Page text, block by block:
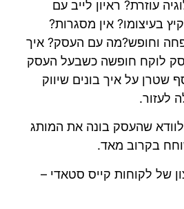
עוזרת? ראיון לייב עם
בעיצומו? אין מסגרות?
וחופש?מה עם העסק? איך
לוקח חופשה כשבעל העסק
על איך בונים שיווק
לעזור.
שהעסק בונה את המותג
בקרוב מאד.
של לקוחות קייס סטאדי –